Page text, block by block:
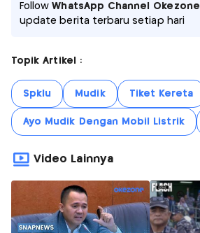
FollowWhatsApp Channel Okezone
update berita terbaru setiap hari
Topik Artikel :
Spklu Mudik Tiket Kereta
Ayo Mudik Dengan Mobil Listrik
Video Lainnya